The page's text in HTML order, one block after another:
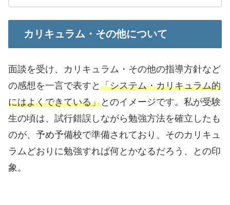
カリキュラム・その他について
面談を受け、カリキュラム・その他の指導方針など
の感想を一言で表すと 「システム・カリキュラム的
にはよくできている」とのイメージです。私が受験
生の頃は、試行錯誤しながら勉強方法を確立したも
のが、予め予備校で準備されており、そのカリキュ
ラムどおりに勉強すれば何とかなるだろう、との印
象。